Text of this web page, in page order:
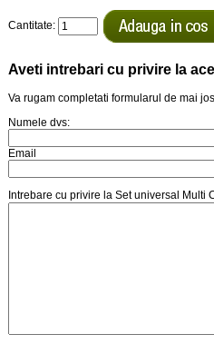
Cantitate:
Aveti intrebari cu privire la
Va rugam completati formularul de mai jos
Numele dvs:
Email
Intrebare cu privire la Set universal Multi